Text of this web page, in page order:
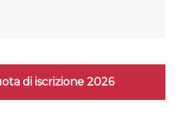
di iscrizione 2026